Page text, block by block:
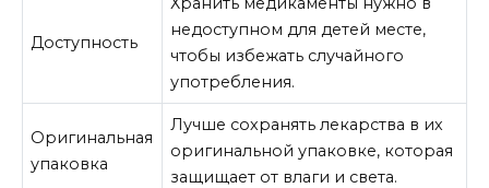
Доступность
недоступном для детей месте,
чтобы избежать случайного
употребления.
Оригинальная
упаковка
Лучше сохранять лекарства в их
оригинальной упаковке, которая
защищает от влаги и света.